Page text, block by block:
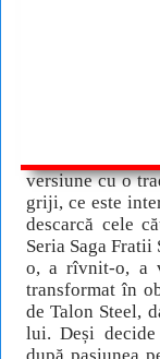
versiune cu o
griji, ce este
descarcă cele
Seria Saga Fratii
o, a rîvnit-o, a
transformat în
de Talon Steel,
lui. Deși decide